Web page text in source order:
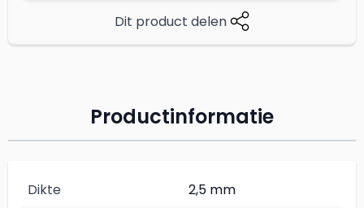
Dit product delen
Productinformatie
Dikte
2,5 mm